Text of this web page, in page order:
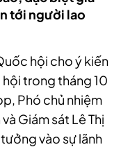
tới người lao
hội cho ý kiến
trong tháng 10
Phó chủ nhiệm
Giám sát Lê Thị
vào sự lãnh